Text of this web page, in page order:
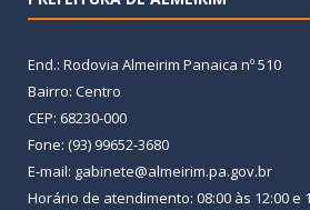
End.: Rodovia Almeirim Panaica nº 510
Bairro: Centro
CEP: 68230-000
Fone: (93) 99652-3680
E-mail: gabinete@almeirim.pa.gov.br
Horário de atendimento: 08:00 às 12:00 e